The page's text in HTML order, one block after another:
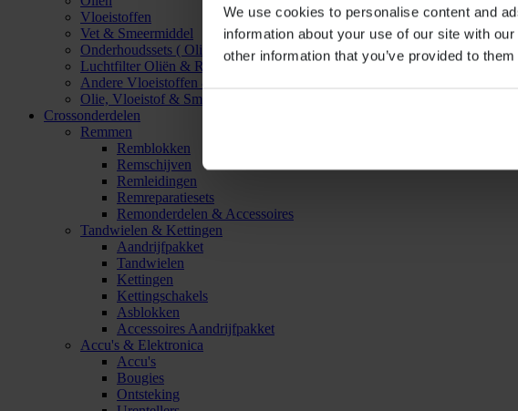
We use cookies to personalise content and
information about your use of our site with
other information that you’ve provided to
Vloeistoffen
Vet & Smeermiddel
Onderhoudssets ( Olie & Filter)
Luchtfilter Oliën & Reinigers
Andere Vloeistoffen & Smeermiddelen
Olie, Vloeistof & Smeermiddel Accessoires
Crossonderdelen
Remmen
Remblokken
Remschijven
Remleidingen
Remreparatiesets
Remonderdelen & Accessoires
Tandwielen & Kettingen
Aandrijfpakket
Tandwielen
Kettingen
Kettingschakels
Asblokken
Accessoires Aandrijfpakket
Accu's & Elektronica
Accu's
Bougies
Ontsteking